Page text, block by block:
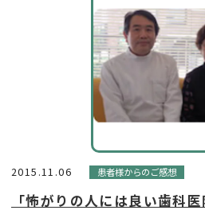
2015.11.06 患者様からのご感想
「怖がりの人には良い歯科